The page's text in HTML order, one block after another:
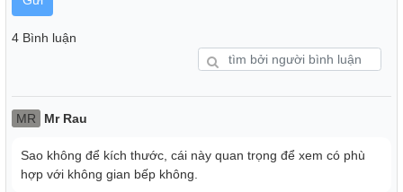
Cài đặt thời gian lên đến 120 phút
Lò nướng có cài đặt thời gian lên đến 120 phút, vi vu cho
hay vịt quay. Mọi món nướng đều trở nên dễ dàng hơn với
lò nướng Electrolux.
4 Bình luận
MR Mr Rau
Sao không để kích thước, cái này quan trọng để xem có phù
hợp với không gian bếp không.